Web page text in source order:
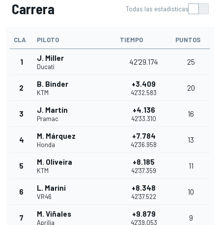
Carrera Todas las estadísticas
CLA PILOTO TIEMPO PUNTOS
1 J. Miller
Ducati
42'29.174 25
2 B. Binder
KTM
+3.409
42'32.583
20
3 J. Martín
Pramac
+4.136
42'33.310
16
4 M. Márquez
Honda
+7.784
42'36.958
13
5 M. Oliveira
KTM
+8.185
42'37.359
11
6 L. Marini
VR46
+8.348
42'37.522
10
7 M. Viñales
Aprilia
+9.879
42'39.053
9